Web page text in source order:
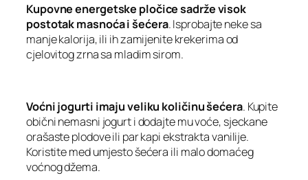
Kupovne energetske pločice sadrže visok
postotak masnoća i šećera. Isprobajte neke sa
manje kalorija, ili ih zamijenite krekerima od
cjelovitog zrna sa mladim sirom.
Voćni jogurti imaju veliku količinu šećera. Kupite
obični nemasni jogurt i dodajte mu voće, sjeckane
orašaste plodove ili par kapi ekstrakta vanilije.
Koristite med umjesto šećera ili malo domaćeg
voćnog džema.